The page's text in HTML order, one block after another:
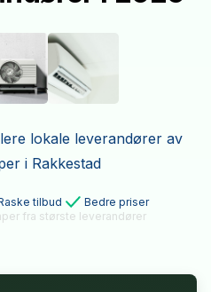
lokale leverandører av
i Rakkestad
tilbud
Bedre priser
fra største leverandører